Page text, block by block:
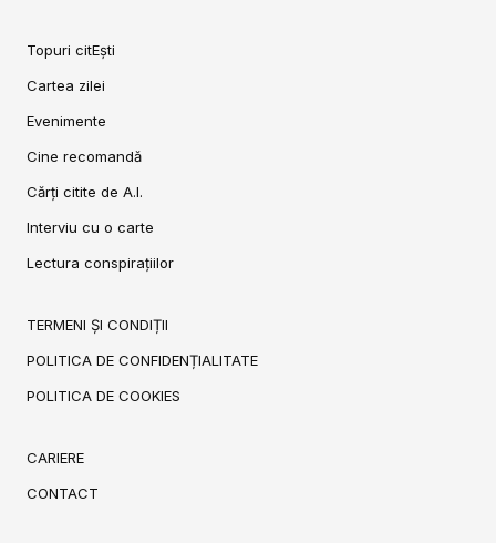
Topuri citEști
Cartea zilei
Evenimente
Cine recomandă
Cărți citite de A.I.
Interviu cu o carte
Lectura conspirațiilor
TERMENI ȘI CONDIȚII
POLITICA DE CONFIDENȚIALITATE
POLITICA DE COOKIES
CARIERE
CONTACT